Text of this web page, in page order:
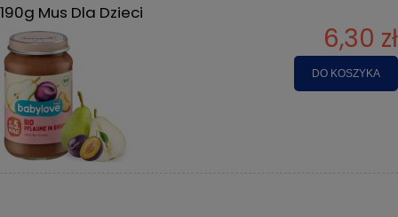
190g Mus Dla Dzieci
6,30 zł
DO KOSZYKA